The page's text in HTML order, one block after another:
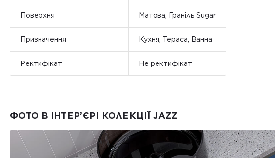
Поверхня Матова, Граніль Sugar
Призначення Кухня, Тераса, Ванна
Ректифікат Не ректифікат
ФОТО В ІНТЕР’ЄРІ КОЛЕКЦІЇ JAZZ